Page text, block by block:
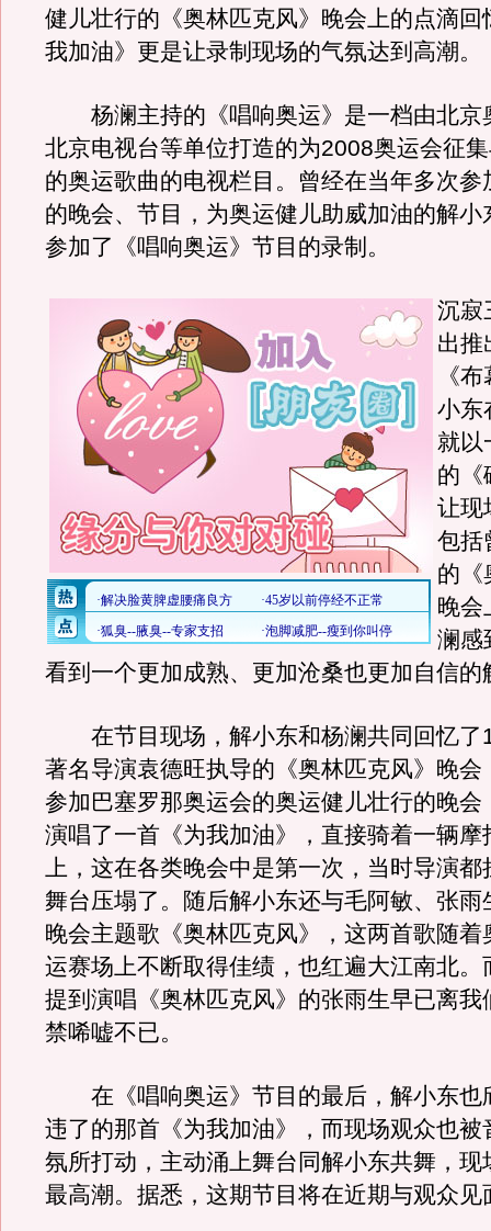
健儿壮行的《奥林匹克风》晚会上的点滴回
我加油》更是让录制现场的气氛达到高潮。
杨澜主持的《唱响奥运》是一档由北京
北京电视台等单位打造的为2008奥运会征
的奥运歌曲的电视栏目。曾经在当年多次参
的晚会、节目，为奥运健儿助威加油的解小
参加了《唱响奥运》节目的录制。
沉寂
出推
《
小东
就以
的《
让现
包括
的《
晚会
澜感
看到一个更加成熟、更加沧桑也更加自信的
在节目现场，解小东和杨澜共同回忆了
著名导演袁德旺执导的《奥林匹克风》晚会
参加巴塞罗那奥运会的奥运健儿壮行的晚会
演唱了一首《为我加油》，直接骑着一辆摩
上，这在各类晚会中是第一次，当时导演都
舞台压塌了。随后解小东还与毛阿敏、张雨
晚会主题歌《奥林匹克风》，这两首歌随着
运赛场上不断取得佳绩，也红遍大江南北。
提到演唱《奥林匹克风》的张雨生早已离我
禁唏嘘不已。
在《唱响奥运》节目的最后，解小东也
违了的那首《为我加油》，而现场观众也被
氛所打动，主动涌上舞台同解小东共舞，现
最高潮。据悉，这期节目将在近期与观众见